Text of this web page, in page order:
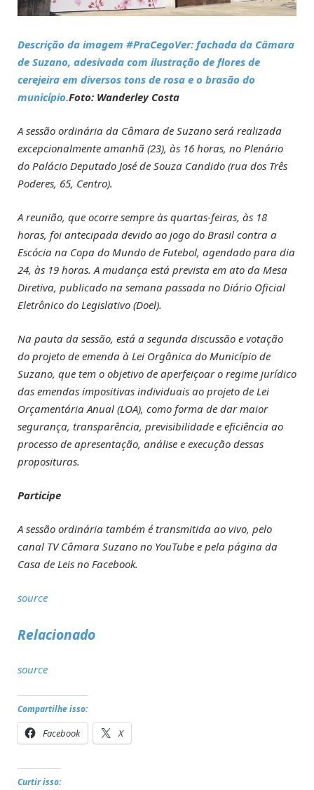
Descrição da imagem #PraCegoVer: fachada da Câmara
de Suzano, adesivada com ilustração de flores de
cerejeira em diversos tons de rosa e o brasão do
município.Foto: Wanderley Costa
A sessão ordinária da Câmara de Suzano será realizada
excepcionalmente amanhã (23), às 16 horas, no Plenário
do Palácio Deputado José de Souza Candido (rua dos Três
Poderes, 65, Centro).
A reunião, que ocorre sempre às quartas-feiras, às 18
horas, foi antecipada devido ao jogo do Brasil contra a
Escócia na Copa do Mundo de Futebol, agendado para dia
24, às 19 horas. A mudança está prevista em ato da Mesa
Diretiva, publicado na semana passada no Diário Oficial
Eletrônico do Legislativo (Doel).
Na pauta da sessão, está a segunda discussão e votação
do projeto de emenda à Lei Orgânica do Município de
Suzano, que tem o objetivo de aperfeiçoar o regime jurídico
das emendas impositivas individuais ao projeto de Lei
Orçamentária Anual (LOA), como forma de dar maior
segurança, transparência, previsibilidade e eficiência ao
processo de apresentação, análise e execução dessas
proposituras.
Participe
A sessão ordinária também é transmitida ao vivo, pelo
canal TV Câmara Suzano no YouTube e pela página da
Casa de Leis no Facebook.
source
Relacionado
source
Compartilhe isso:
Facebook X
Curtir isso: